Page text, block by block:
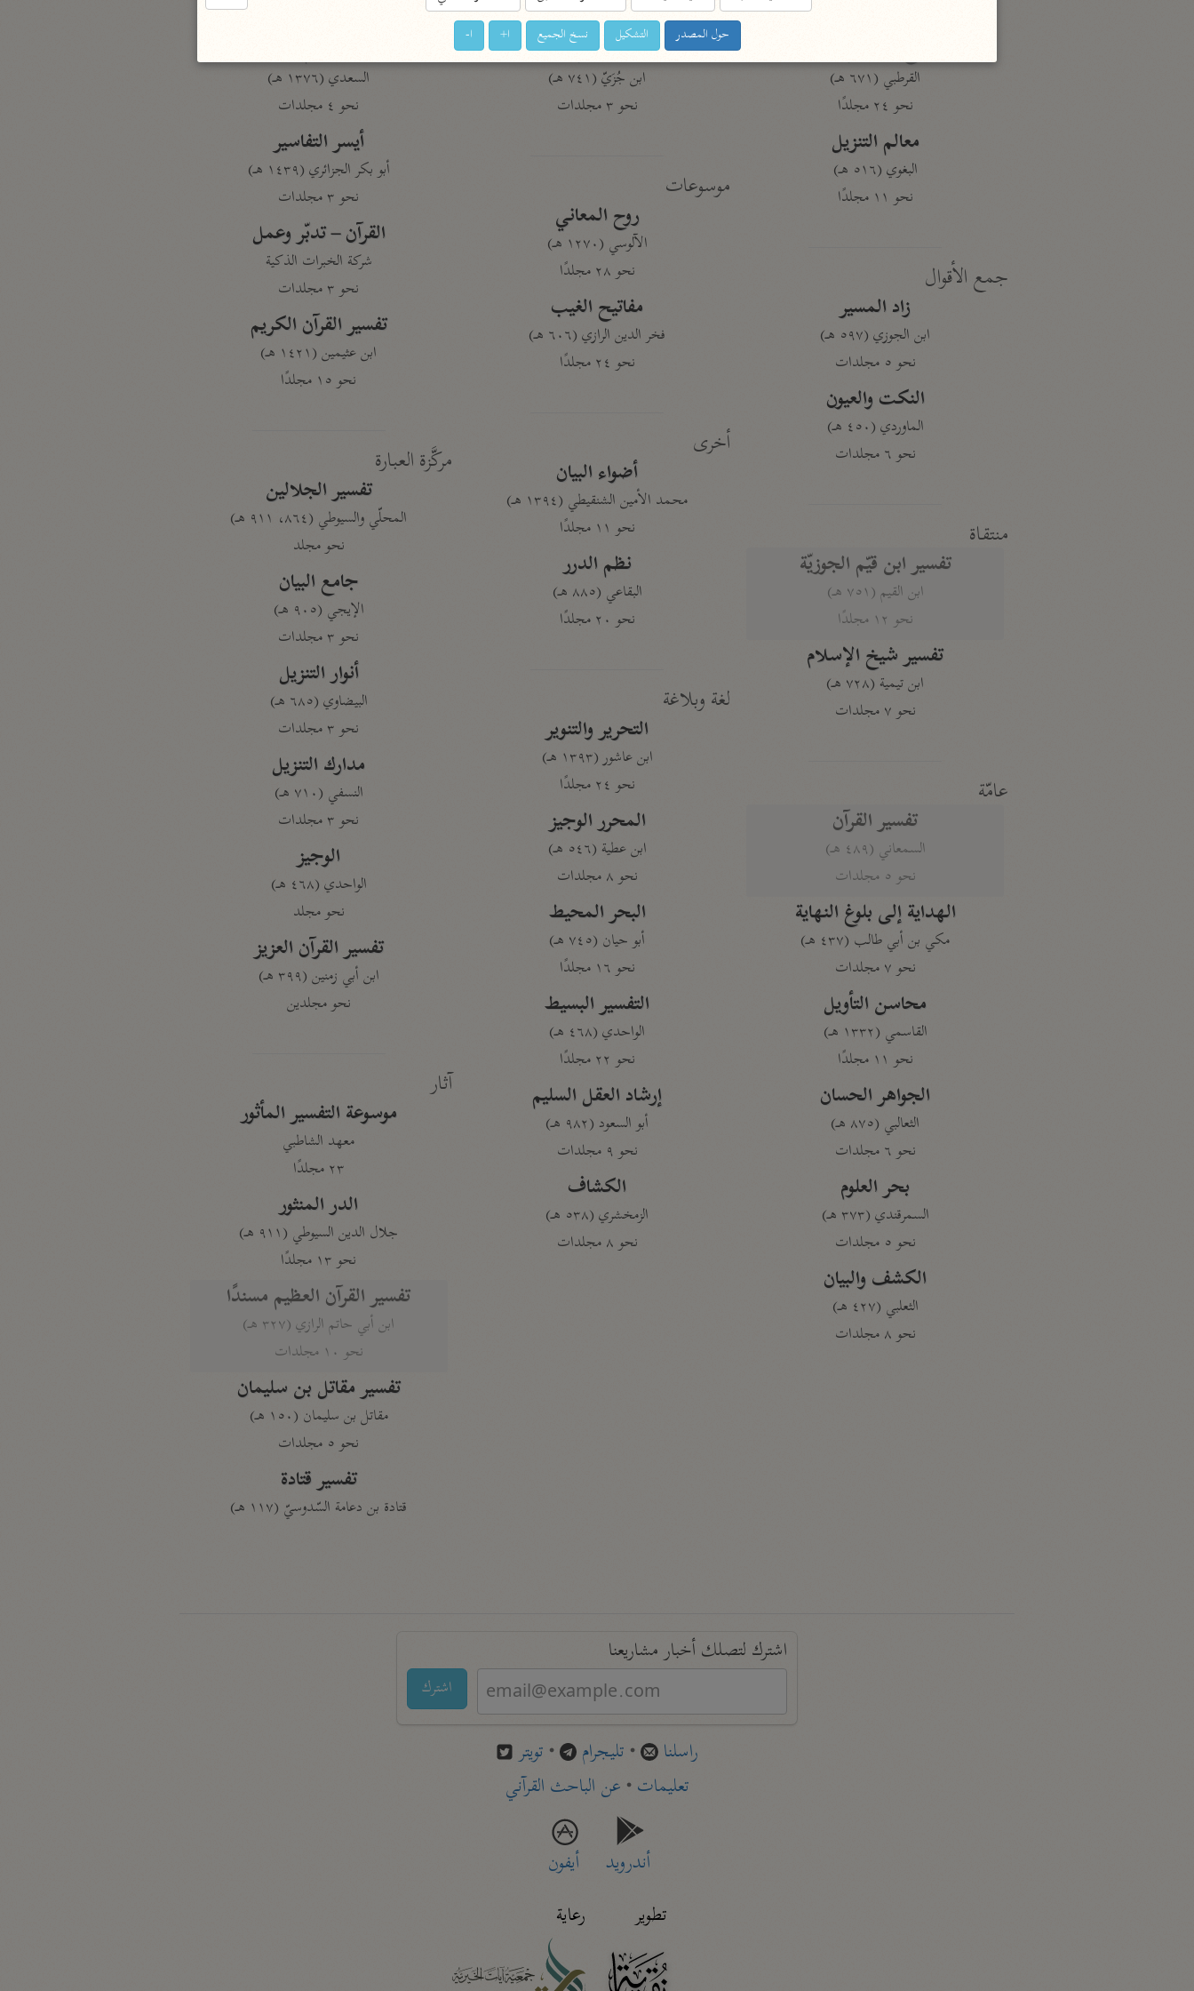
القرطبي (٦٧١ هـ)
نحو ٢٤ مجلدًا
معالم التنزيل
البغوي (٥١٦ هـ)
نحو ١١ مجلدًا
جمع الأقوال
زاد المسير
ابن الجوزي (٥٩٧ هـ)
نحو ٥ مجلدات
النكت والعيون
الماوردي (٤٥٠ هـ)
نحو ٦ مجلدات
منتقاة
تفسير ابن قيّم الجوزيّة
ابن القيم (٧٥١ هـ)
نحو ١٢ مجلدًا
تفسير شيخ الإسلام
ابن تيمية (٧٢٨ هـ)
نحو ٧ مجلدات
عامّة
تفسير القرآن
السمعاني (٤٨٩ هـ)
نحو ٥ مجلدات
الهداية إلى بلوغ النهاية
مكي بن أبي طالب (٤٣٧ هـ)
نحو ٧ مجلدات
محاسن التأويل
القاسمي (١٣٣٢ هـ)
نحو ١١ مجلدًا
الجواهر الحسان
الثعالبي (٨٧٥ هـ)
نحو ٦ مجلدات
بحر العلوم
السمرقندي (٣٧٣ هـ)
نحو ٥ مجلدات
الكشف والبيان
الثعلبي (٤٢٧ هـ)
نحو ٨ مجلدات
نحو ١١ مجلدًا
التسهيل لعلوم التنزيل
ابن جُزَيّ (٧٤١ هـ)
نحو ٣ مجلدات
موسوعات
روح المعاني
الآلوسي (١٢٧٠ هـ)
نحو ٢٨ مجلدًا
مفاتيح الغيب
فخر الدين الرازي (٦٠٦ هـ)
نحو ٢٤ مجلدًا
أخرى
أضواء البيان
محمد الأمين الشنقيطي (١٣٩٤ هـ)
نحو ١١ مجلدًا
نظم الدرر
البقاعي (٨٨٥ هـ)
نحو ٢٠ مجلدًا
لغة وبلاغة
التحرير والتنوير
ابن عاشور (١٣٩٣ هـ)
نحو ٢٤ مجلدًا
المحرر الوجيز
ابن عطية (٥٤٦ هـ)
نحو ٨ مجلدات
البحر المحيط
أبو حيان (٧٤٥ هـ)
نحو ١٦ مجلدًا
التفسير البسيط
الواحدي (٤٦٨ هـ)
نحو ٢٢ مجلدًا
إرشاد العقل السليم
أبو السعود (٩٨٢ هـ)
نحو ٩ مجلدات
الكشاف
الزمخشري (٥٣٨ هـ)
نحو ٨ مجلدات
السعدي (١٣٧٦ هـ)
نحو ٤ مجلدات
أيسر التفاسير
أبو بكر الجزائري (١٤٣٩ هـ)
نحو ٣ مجلدات
القرآن – تدبّر وعمل
شركة الخبرات الذكية
نحو ٣ مجلدات
تفسير القرآن الكريم
ابن عثيمين (١٤٢١ هـ)
نحو ١٥ مجلدًا
مركَّزة العبارة
تفسير الجلالين
المحلّي والسيوطي (٨٦٤، ٩١١ هـ)
نحو مجلد
جامع البيان
الإيجي (٩٠٥ هـ)
نحو ٣ مجلدات
أنوار التنزيل
البيضاوي (٦٨٥ هـ)
نحو ٣ مجلدات
مدارك التنزيل
النسفي (٧١٠ هـ)
نحو ٣ مجلدات
الوجيز
الواحدي (٤٦٨ هـ)
نحو مجلد
تفسير القرآن العزيز
ابن أبي زمنين (٣٩٩ هـ)
نحو مجلدين
آثار
موسوعة التفسير المأثور
معهد الشاطبي
٢٣ مجلدًا
الدر المنثور
جلال الدين السيوطي (٩١١ هـ)
نحو ١٣ مجلدًا
تفسير القرآن العظيم مسندًا
ابن أبي حاتم الرازي (٣٢٧ هـ)
نحو ١٠ مجلدات
تفسير مقاتل بن سليمان
مقاتل بن سليمان (١٥٠ هـ)
نحو ٥ مجلدات
تفسير قتادة
قتادة بن دعامة السّدوسيّ (١١٧ هـ)
اشترك لتصلك أخبار مشاريعنا
اشترك
راسلنا • تليجرام • تويتر
تعليمات• عن الباحث القرآني
أندرويد
أيفون
تطوير
رعاية
حول المصدر التشكيل نسخ الجميع ا+ ا-